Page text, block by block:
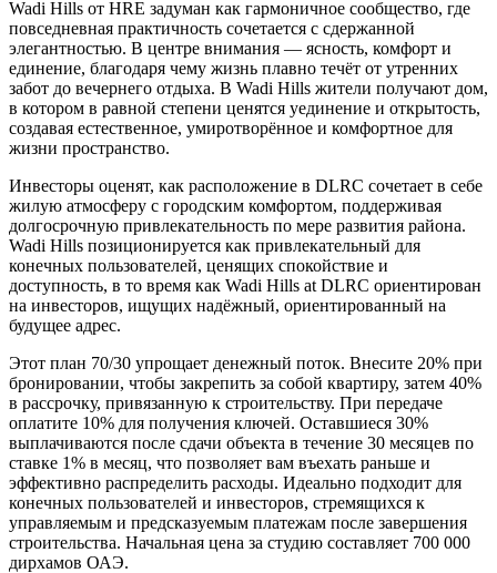
Wadi Hills от HRE задуман как гармоничное сообщество, где
повседневная практичность сочетается с сдержанной
элегантностью. В центре внимания — ясность, комфорт и
единение, благодаря чему жизнь плавно течёт от утренних
забот до вечернего отдыха. В Wadi Hills жители получают дом,
в котором в равной степени ценятся уединение и открытость,
создавая естественное, умиротворённое и комфортное для
жизни пространство.
Инвесторы оценят, как расположение в DLRC сочетает в себе
жилую атмосферу с городским комфортом, поддерживая
долгосрочную привлекательность по мере развития района.
Wadi Hills позиционируется как привлекательный для
конечных пользователей, ценящих спокойствие и
доступность, в то время как Wadi Hills at DLRC ориентирован
на инвесторов, ищущих надёжный, ориентированный на
будущее адрес.
Этот план 70/30 упрощает денежный поток. Внесите 20% при
бронировании, чтобы закрепить за собой квартиру, затем 40%
в рассрочку, привязанную к строительству. При передаче
оплатите 10% для получения ключей. Оставшиеся 30%
выплачиваются после сдачи объекта в течение 30 месяцев по
ставке 1% в месяц, что позволяет вам въехать раньше и
эффективно распределить расходы. Идеально подходит для
конечных пользователей и инвесторов, стремящихся к
управляемым и предсказуемым платежам после завершения
строительства. Начальная цена за студию составляет 700 000
дирхамов ОАЭ.